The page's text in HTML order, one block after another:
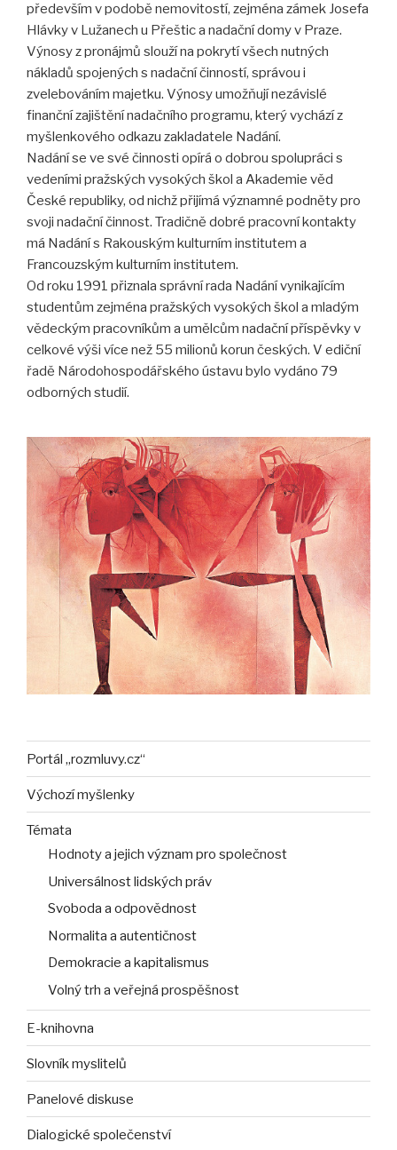
především v podobě nemovitostí, zejména zámek Josefa
Hlávky v Lužanech u Přeštic a nadační domy v Praze.
Výnosy z pronájmů slouží na pokrytí všech nutných
nákladů spojených s nadační činností, správou i
zvelebováním majetku. Výnosy umožňují nezávislé
finanční zajištění nadačního programu, který vychází z
myšlenkového odkazu zakladatele Nadání.
Nadání se ve své činnosti opírá o dobrou spolupráci s
vedeními pražských vysokých škol a Akademie věd
České republiky, od nichž přijímá významné podněty pro
svoji nadační činnost. Tradičně dobré pracovní kontakty
má Nadání s Rakouským kulturním institutem a
Francouzským kulturním institutem.
Od roku 1991 přiznala správní rada Nadání vynikajícím
studentům zejména pražských vysokých škol a mladým
vědeckým pracovníkům a umělcům nadační příspěvky v
celkové výši více než 55 milionů korun českých. V ediční
řadě Národohospodářského ústavu bylo vydáno 79
odborných studií.
Portál „rozmluvy.cz“
Výchozí myšlenky
Témata
Hodnoty a jejich význam pro společnost
Universálnost lidských práv
Svoboda a odpovědnost
Normalita a autentičnost
Demokracie a kapitalismus
Volný trh a veřejná prospěšnost
E-knihovna
Slovník myslitelů
Panelové diskuse
Dialogické společenství